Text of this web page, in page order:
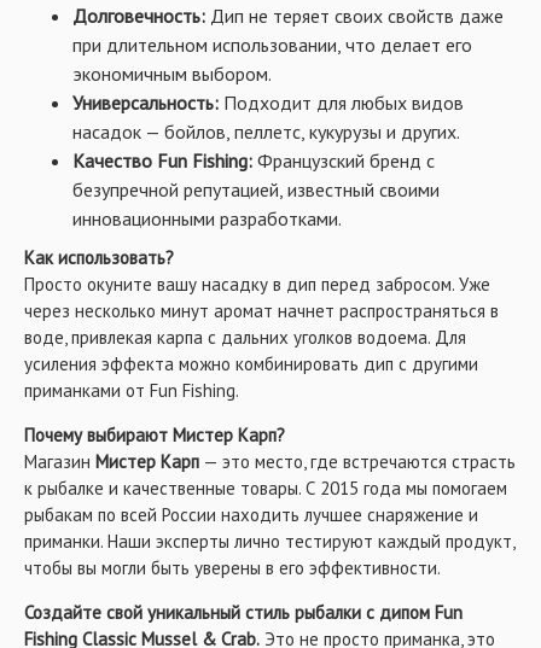
Долговечность: Дип не теряет своих свойств даже
при длительном использовании, что делает его
экономичным выбором.
Универсальность: Подходит для любых видов
насадок — бойлов, пеллетс, кукурузы и других.
Качество Fun Fishing: Французский бренд с
безупречной репутацией, известный своими
инновационными разработками.
Как использовать?
Просто окуните вашу насадку в дип перед забросом. Уже
через несколько минут аромат начнет распространяться в
воде, привлекая карпа с дальних уголков водоема. Для
усиления эффекта можно комбинировать дип с другими
приманками от Fun Fishing.
Почему выбирают Мистер Карп?
Магазин Мистер Карп — это место, где встречаются страсть
к рыбалке и качественные товары. С 2015 года мы помогаем
рыбакам по всей России находить лучшее снаряжение и
приманки. Наши эксперты лично тестируют каждый продукт,
чтобы вы могли быть уверены в его эффективности.
Создайте свой уникальный стиль рыбалки с дипом Fun
Fishing Classic Mussel & Crab. Это не просто приманка, это